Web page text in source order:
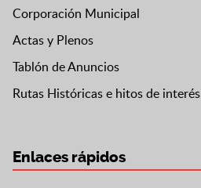
Corporación Municipal
Actas y Plenos
Tablón de Anuncios
Rutas Históricas e hitos de interés
Enlaces rápidos